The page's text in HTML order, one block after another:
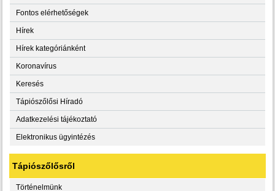
Fontos elérhetőségek
Hírek
Hírek kategóriánként
Koronavírus
Keresés
Tápiószőlősi Híradó
Adatkezelési tájékoztató
Elektronikus ügyintézés
Tápiószőlősről
Történelmünk